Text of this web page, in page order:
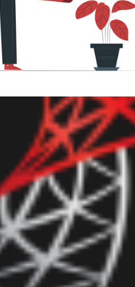
maiores
tamanho de